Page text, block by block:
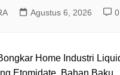
Agustus 6, 2026 0